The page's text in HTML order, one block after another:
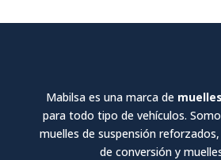
Mabilsa es una marca de
para todo tipo de vehículos.
muelles de suspensión
de conversión y